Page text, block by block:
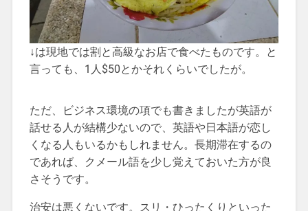
↓は現地では割と高級なお店で食べたものです。と
言っても、1人$50とかそれくらいでしたが。
ただ、ビジネス環境の項でも書きましたが英語が
話せる人が結構少ないので、英語や日本語が恋し
くなる人もいるかもしれません。長期滞在するの
であれば、クメール語を少し覚えておいた方が良
さそうです。
治安は悪くないです。スリ・ひったくりといった